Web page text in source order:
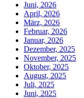
Juni, 2026
April, 2026
März, 2026
Februar, 2026
Januar, 2026
Dezember, 2025
November, 2025
Oktober, 2025
August, 2025
Juli, 2025
Juni, 2025